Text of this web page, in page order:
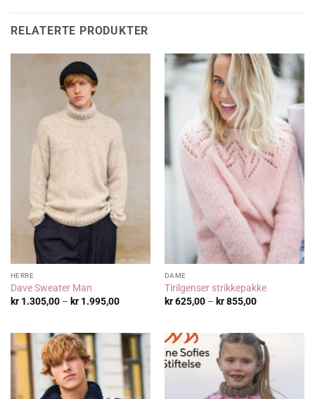
RELATERTE PRODUKTER
HERRE
Dave Sweater Man
kr1.305,00 – kr1.995,00Prisområde:
DAME
Tirilgenser strikkepakke
kr625,00 – kr855,00Prisområde: